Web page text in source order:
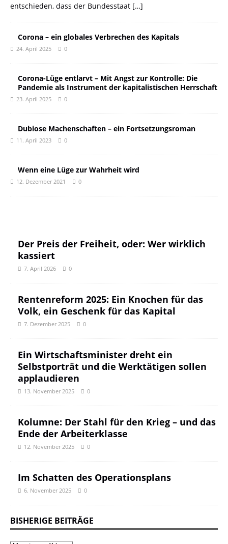
entschieden, dass der Bundesstaat […]
Corona – ein globales Verbrechen des Kapitals
24. April 2025 0
Corona-Lüge entlarvt – Mit Angst zur Kontrolle: Die
Pandemie als Instrument der kapitalistischen Herrschaft
23. April 2025 0
Dubiose Machenschaften – ein Fortsetzungsroman
11. April 2023 0
Wenn eine Lüge zur Wahrheit wird
12. Dezember 2021 0
Der Preis der Freiheit, oder: Wer wirklich
kassiert
7. April 2026 0
Rentenreform 2025: Ein Knochen für das
Volk, ein Geschenk für das Kapital
7. Dezember 2025 0
Ein Wirtschaftsminister dreht ein
Selbstporträt und die Werktätigen sollen
applaudieren
13. November 2025 0
Kolumne: Der Stahl für den Krieg – und das
Ende der Arbeiterklasse
12. November 2025 0
Im Schatten des Operationsplans
6. November 2025 0
BISHERIGE BEITRÄGE